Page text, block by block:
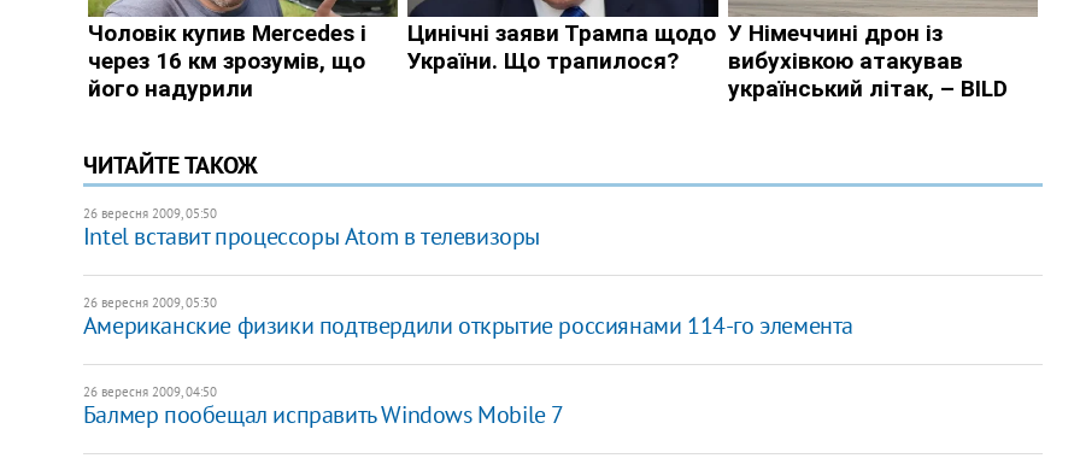
ЧИТАЙТЕ ТАКОЖ
26 вересня 2009, 05:50
Intel вставит процессоры Atom в телевизоры
26 вересня 2009, 05:30
Американские физики подтвердили открытие россиянами 114-го элемента
26 вересня 2009, 04:50
Балмер пообещал исправить Windows Mobile 7